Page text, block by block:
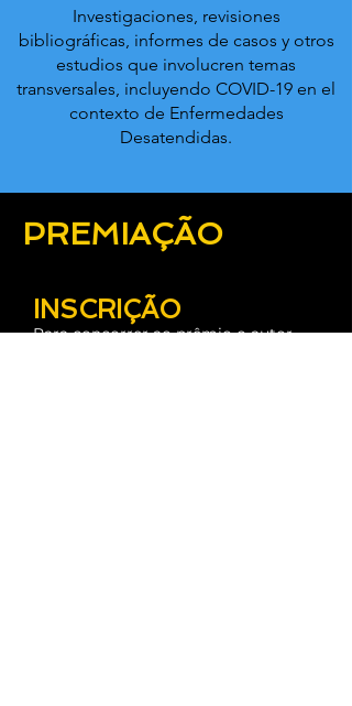
Investigaciones, revisiones
bibliográficas, informes de casos y otros
estudios que involucren temas
transversales, incluyendo COVID-19 en el
contexto de Enfermedades
Desatendidas.
PREMIAÇÃO
INSCRIÇÃO
Para concorrer ao prêmio o autor